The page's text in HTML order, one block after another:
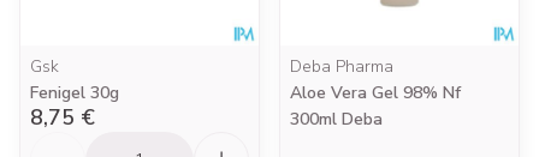
Gsk
Fenigel 30g
8,75 €
Deba Pharma
Aloe Vera Gel 98% Nf
300ml Deba